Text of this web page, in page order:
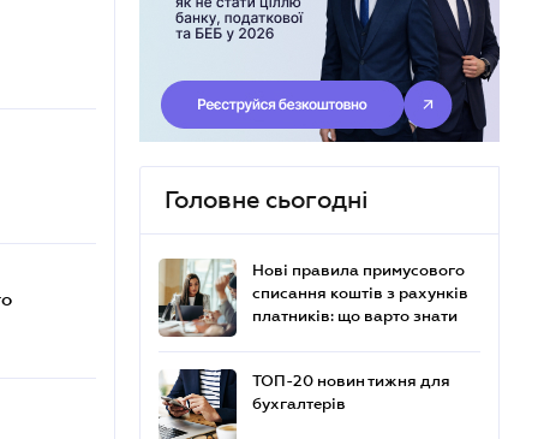
Головне сьогодні
Нові правила примусового
списання коштів з рахунків
платників: що варто знати
ТОП-20 новин тижня для
бухгалтерів